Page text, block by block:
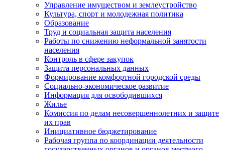
Управление имуществом и землеустройство
Культура, спорт и молодежная политика
Образование
Труд и социальная защита населения
Работы по снижению неформальной занятости
населения
Контроль в сфере закупок
Защита персональных данных
Формирование комфортной городской среды
Социально-экономическое развитие
Информация для освободившихся
Жилье
Комиссия по делам несовершеннолетних и защите
их прав
Инициативное бюджетирование
Рабочая группа по координации деятельности